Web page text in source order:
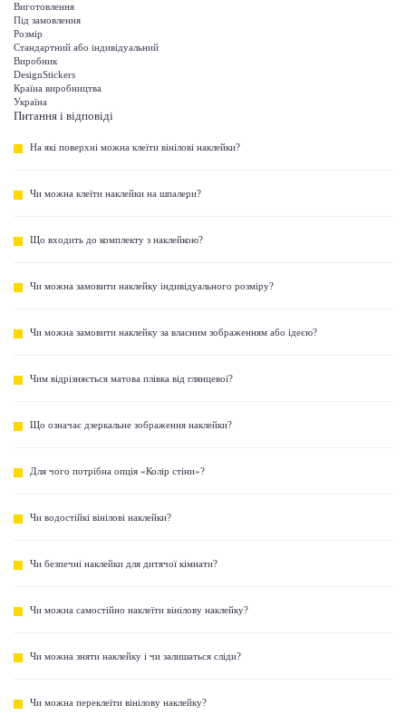
Виготовлення
Під замовлення
Розмір
Стандартний або індивідуальний
Виробник
DesignStickers
Країна виробництва
Україна
Питання і відповіді
На які поверхні можна клеїти вінілові наклейки?
Чи можна клеїти наклейки на шпалери?
Що входить до комплекту з наклейкою?
Чи можна замовити наклейку індивідуального розміру?
Чи можна замовити наклейку за власним зображенням або ідеєю?
Чим відрізняється матова плівка від глянцевої?
Що означає дзеркальне зображення наклейки?
Для чого потрібна опція «Колір стіни»?
Чи водостійкі вінілові наклейки?
Чи безпечні наклейки для дитячої кімнати?
Чи можна самостійно наклеїти вінілову наклейку?
Чи можна зняти наклейку і чи залишаться сліди?
Чи можна переклеїти вінілову наклейку?